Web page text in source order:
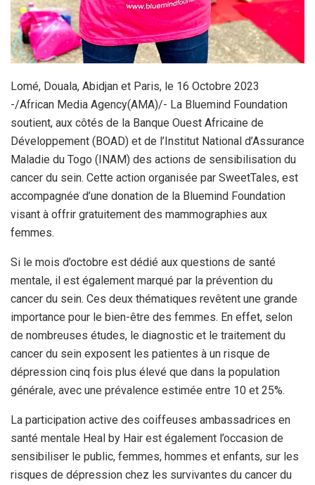
Lomé, Douala, Abidjan et Paris, le 16 Octobre 2023
-/African Media Agency(AMA)/- La Bluemind Foundation
soutient, aux côtés de la Banque Ouest Africaine de
Développement (BOAD) et de l’Institut National d’Assurance
Maladie du Togo (INAM) des actions de sensibilisation du
cancer du sein. Cette action organisée par SweetTales, est
accompagnée d’une donation de la Bluemind Foundation
visant à offrir gratuitement des mammographies aux
femmes.
Si le mois d’octobre est dédié aux questions de santé
mentale, il est également marqué par la prévention du
cancer du sein. Ces deux thématiques revêtent une grande
importance pour le bien-être des femmes. En effet, selon
de nombreuses études, le diagnostic et le traitement du
cancer du sein exposent les patientes à un risque de
dépression cinq fois plus élevé que dans la population
générale, avec une prévalence estimée entre 10 et 25%.
La participation active des coiffeuses ambassadrices en
santé mentale Heal by Hair est également l’occasion de
sensibiliser le public, femmes, hommes et enfants, sur les
risques de dépression chez les survivantes du cancer du